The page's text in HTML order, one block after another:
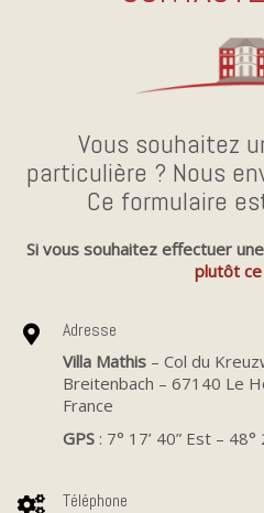
Vous souhaitez
particulière ? Nous
Ce formulaire
Si vous souhaitez effectuer
plutôt ce
Adresse
Villa Mathis – Col du
Breitenbach – 67140 Le
France
GPS : 7° 17’ 40” Est – 48°
Téléphone